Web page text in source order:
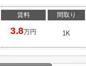
賃料
3.8万円
間取り
1K